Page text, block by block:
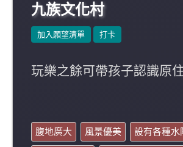
九族文化村
加入願望清單 打卡
玩樂之餘可帶孩子認識原
腹地廣大 風景優美
設有各種水